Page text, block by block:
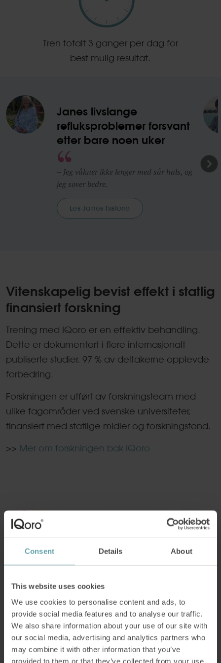
Consent Details About
This website uses cookies
We use cookies to personalise content and ads, to
provide social media features and to analyse our traffic.
We also share information about your use of our site with
our social media, advertising and analytics partners who
may combine it with other information that you’ve
provided to them or that they’ve collected from your use
Tren totalt 3 ganger per dag for
best mulig resultat.
Janes livslange
refluksproblemer forsvant
etter bare noen uker
– Jeg våkner ikke lenger med sår hals, og
jeg sover bedre.
Les Janes historie
Vitenskapelig bevist effekt i statlig
finansiert forskning
Trening med IQoro er en effektiv behandling.
Dette er dokumentert i flere internasjonalt
publiserte studier. 97 % av deltakerne opplevde
forbedring.
Forskningen er utført av forskningsteam med
ulike fagområder ved svenske universiteter,
finansiert med statlige midler og forskningsfond.
>> Mer om forskningen bak IQoro